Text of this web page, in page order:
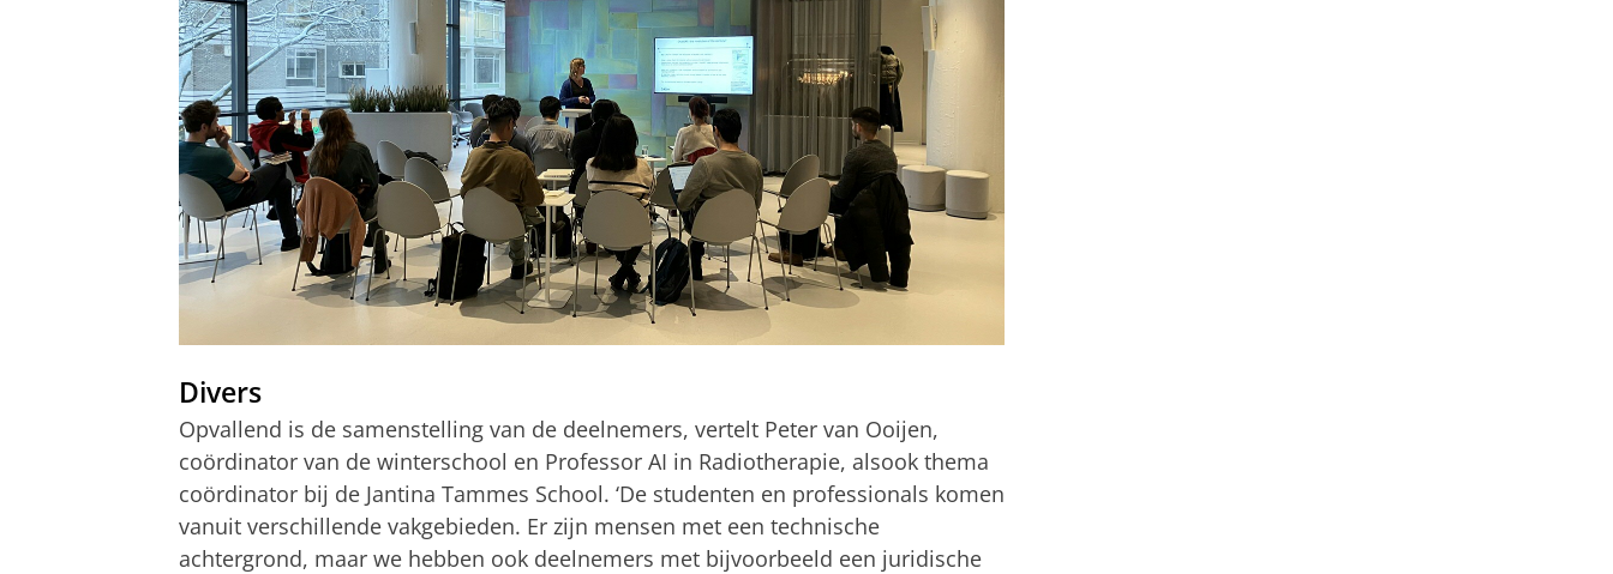
Divers
Opvallend is de samenstelling van de deelnemers, vertelt Peter van Ooijen,
coördinator van de winterschool en Professor AI in Radiotherapie, alsook thema
coördinator bij de Jantina Tammes School. ‘De studenten en professionals komen
vanuit verschillende vakgebieden. Er zijn mensen met een technische
achtergrond, maar we hebben ook deelnemers met bijvoorbeeld een juridische